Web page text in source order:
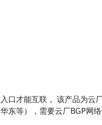
口才能互联， 该产品为云
等），需要云厂BGP网络